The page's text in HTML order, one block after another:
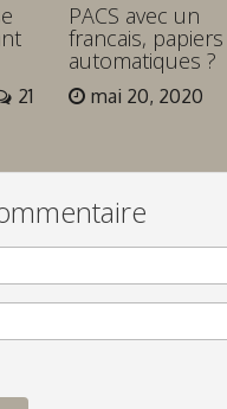
21
PACS avec un
francais, papiers
automatiques ?
mai 20, 2020